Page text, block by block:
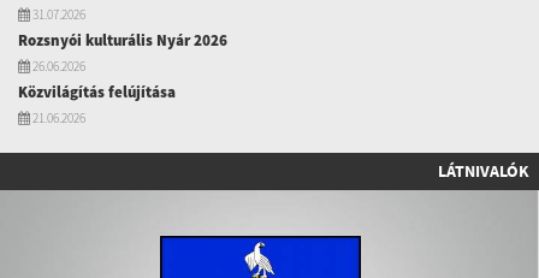
31.07.2026
Rozsnyói kulturális Nyár 2026
26.06.2026
Közvilágítás felújítása
21.06.2026
LÁTNIVALÓK